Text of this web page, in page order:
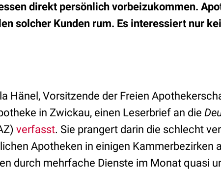
direkt persönlich vorbeizukommen.
solcher Kunden rum. Es interessiert nur
Hänel, Vorsitzende der Freien
in Zwickau, einen Leserbrief an die
verfasst. Sie prangert darin die schlecht
Apotheken in einigen Kammerbezirken
durch mehrfache Dienste im Monat quasi